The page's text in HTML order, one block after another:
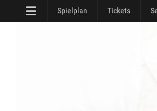
Spielplan Tickets